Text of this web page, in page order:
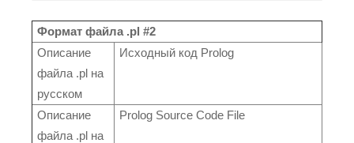
Формат файла .pl #2
Описание
файла .pl на
русском
Исходный код Prolog
Описание
файла .pl на
Prolog Source Code File